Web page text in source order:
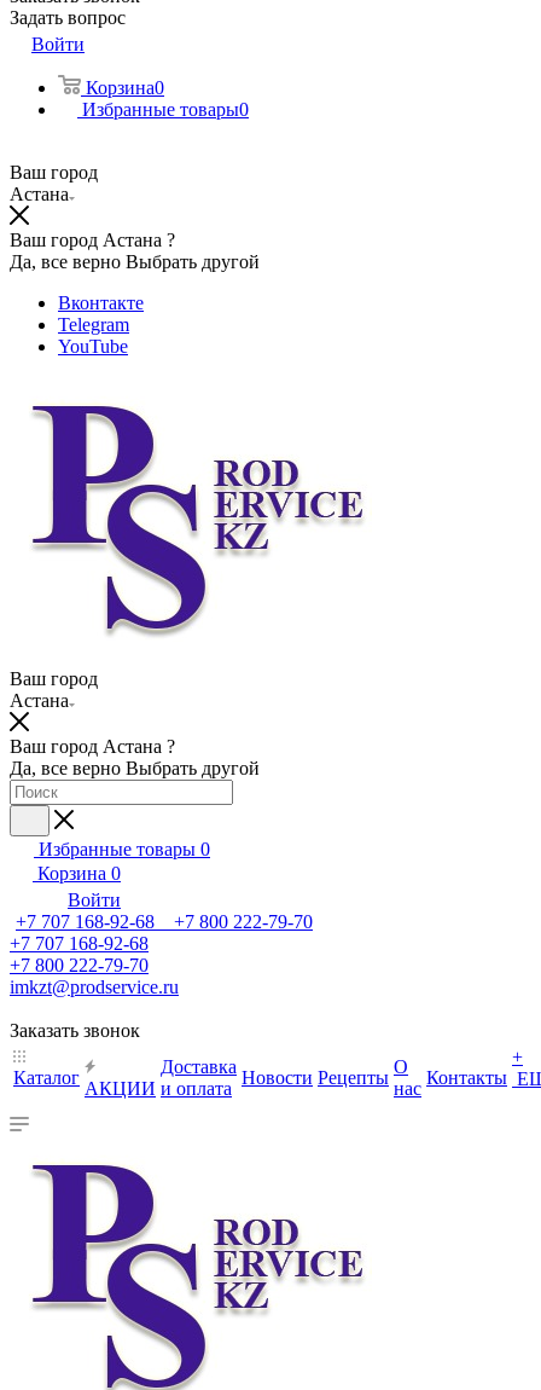
Задать вопрос
Войти
Корзина0
Избранные товары0
Ваш город
Астана
Ваш город Астана ?
Да, все верно Выбрать другой
Вконтакте
Telegram
YouTube
Ваш город
Астана
Ваш город Астана ?
Да, все верно Выбрать другой
Избранные товары 0
Корзина 0
Войти
+7 707 168-92-68 +7 800 222-79-70
+7 707 168-92-68
+7 800 222-79-70
imkzt@prodservice.ru
Заказать звонок
Каталог
АКЦИИ
Доставка
и оплата
Новости Рецепты
О
нас
Контакты
+